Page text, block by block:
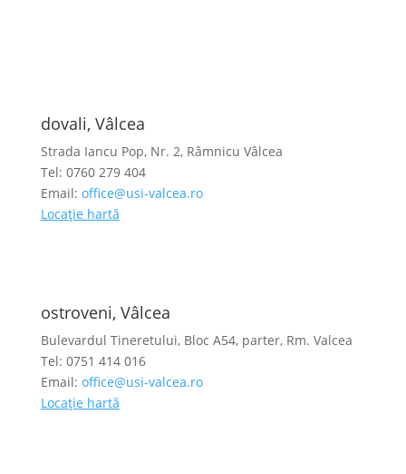
dovali, Vâlcea
Strada Iancu Pop, Nr. 2, Râmnicu Vâlcea
Tel: 0760 279 404
Email: office@usi-valcea.ro
Locație hartă
ostroveni, Vâlcea
Bulevardul Tineretului, Bloc A54, parter, Rm. Valcea
Tel: 0751 414 016
Email: office@usi-valcea.ro
Locație hartă